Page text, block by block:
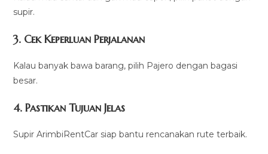
supir.
3. Cek Keperluan Perjalanan
Kalau banyak bawa barang, pilih Pajero dengan bagasi
besar.
4. Pastikan Tujuan Jelas
Supir ArimbiRentCar siap bantu rencanakan rute terbaik.